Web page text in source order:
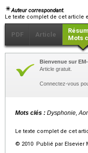
Auteur correspondant.
Le texte complet de cet article
PDF Article
Mots
Bienvenue sur
Article gratuit.
Connectez-vous
Mots clés : Dysphonie,
Le texte complet de cet
© 2010 Publié par Elsevier